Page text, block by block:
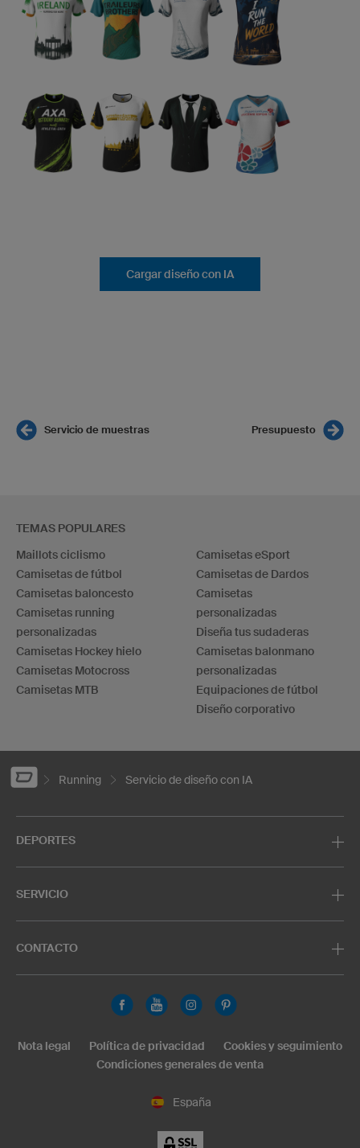
Cargar diseño con IA
Servicio de muestras Presupuesto
TEMAS POPULARES
Maillots ciclismo
Camisetas de fútbol
Camisetas baloncesto
Camisetas running
personalizadas
Camisetas Hockey hielo
Camisetas Motocross
Camisetas MTB
Camisetas eSport
Camisetas de Dardos
Camisetas
personalizadas
Diseña tus sudaderas
Camisetas balonmano
personalizadas
Equipaciones de fútbol
Diseño corporativo
Running Servicio de diseño con IA
DEPORTES
SERVICIO
CONTACTO
España
Nota legal Política de privacidad
Cookies y seguimiento
Condiciones generales de venta